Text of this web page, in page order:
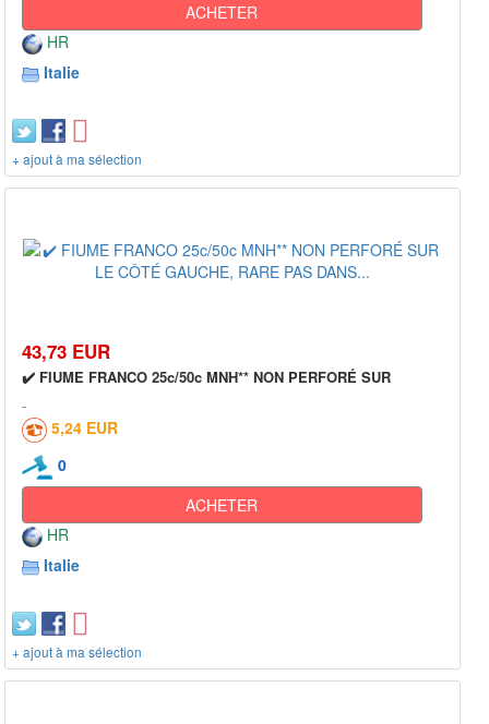
ACHETER
HR
Italie
+ ajout à ma sélection
43,73 EUR
✔️ FIUME FRANCO 25c/50c MNH** NON PERFORÉ SUR
5,24 EUR
0
ACHETER
HR
Italie
+ ajout à ma sélection